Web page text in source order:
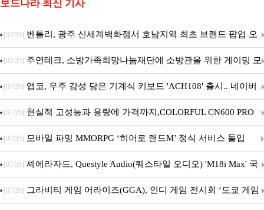
보드나라 최신 기사
[07/29] 벤틀리, 광주 신세계백화점서 호남지역 최초 브랜드 팝업 오
픈
[07/29] 주연테크, 소방가족희망나눔재단에 소방관을 위한 게이밍 모
니터·스마트 펫 침대 기부
[07/29] 앱코, 우주 감성 담은 기계식 키보드 'ACH108' 출시.. 네이버
브랜드데이 기획전 진행
[07/29] 현실적 고성능과 용량에 가격까지,COLORFUL CN600 PRO
M.2 NVMe 디앤디컴 1TB
[07/29] 모바일 파밍 MMORPG ‘히어로 랜드M’ 정식 서비스 돌입
[07/29] 셰에라자드, Questyle Audio(퀘스타일 오디오) 'M18i Max' 국
내 정식 출시
[07/29] 그라비티 게임 어라이즈(GGA), 인디 게임 전시회 ‘도쿄 게임